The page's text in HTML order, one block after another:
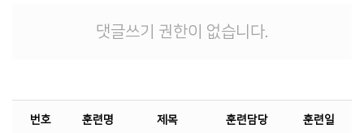
댓글쓰기 권한이 없습니다.
번호 훈련명 제목 훈련담당 훈련일